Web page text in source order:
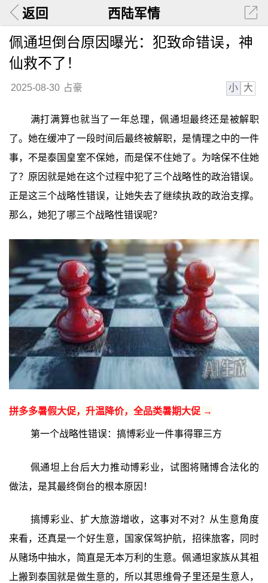
返回 西陆军情
佩通坦倒台原因曝光：犯致命错误，神
仙救不了！
2025-08-30 占豪 小 大
满打满算也就当了一年总理，佩通坦最终还是被解职
了。她在缓冲了一段时间后最终被解职，是情理之中的一件
事，不是泰国皇室不保她，而是保不住她了。为啥保不住她
了？原因就是她在这个过程中犯了三个战略性的政治错误。
正是这三个战略性错误，让她失去了继续执政的政治支撑。
那么，她犯了哪三个战略性错误呢？
拼多多暑假大促，升温降价，全品类暑期大促 →
第一个战略性错误：搞博彩业一件事得罪三方
佩通坦上台后大力推动博彩业，试图将赌博合法化的
做法，是其最终倒台的根本原因！
搞博彩业、扩大旅游增收，这事对不对？从生意角度
来看，还真是一个好生意，国家保驾护航，招徕旅客，同时
从赌场中抽水，简直是无本万利的生意。佩通坦家族从其祖
上搬到泰国就是做生意的，所以其思维骨子里还是生意人，